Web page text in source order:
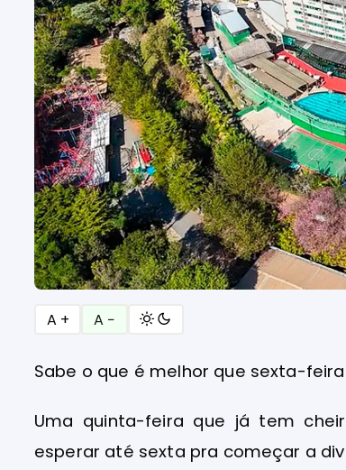
A + A −
Sabe o que é melhor que sexta-
Uma quinta-feira que já tem
esperar até sexta pra começar a